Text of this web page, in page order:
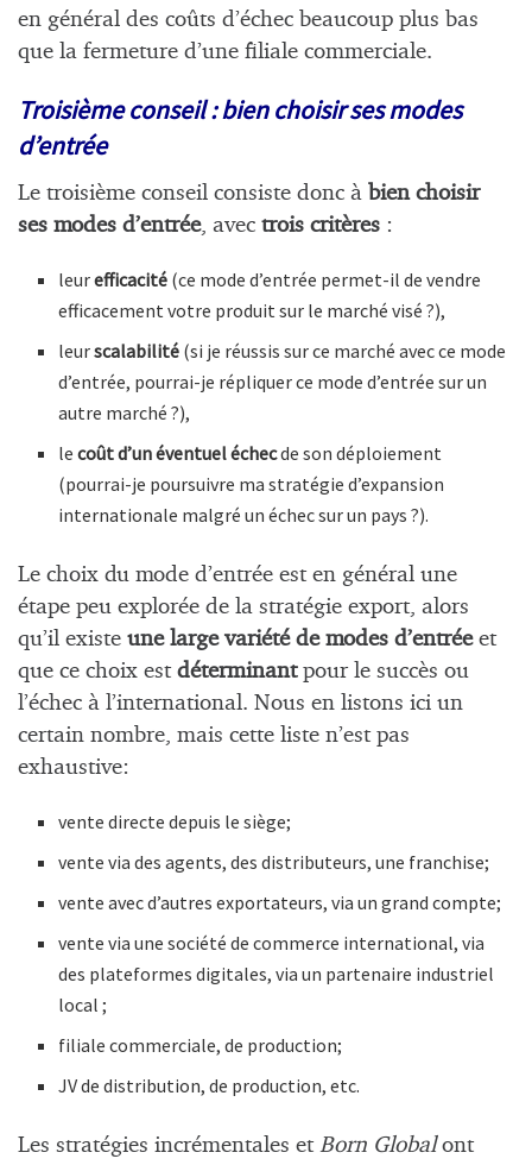
en général des coûts d’échec beaucoup plus bas
que la fermeture d’une filiale commerciale.
Troisième conseil : bien choisir ses modes
d’entrée
Le troisième conseil consiste donc à bien choisir
ses modes d’entrée, avec trois critères :
leurefficacité (ce mode d’entrée permet-il de vendre
efficacement votre produit sur le marché visé ?),
leurscalabilité (si je réussis sur ce marché avec ce mode
d’entrée, pourrai-je répliquer ce mode d’entrée sur un
autre marché ?),
lecoût d’un éventuel échecde son déploiement
(pourrai-je poursuivre ma stratégie d’expansion
internationale malgré un échec sur un pays ?).
Le choix du mode d’entrée est en général une
étape peu explorée de la stratégie export, alors
qu’il existe une large variété de modes d’entréeet
que ce choix est déterminantpour le succès ou
l’échec à l’international. Nous en listons ici un
certain nombre, mais cette liste n’est pas
exhaustive:
vente directe depuis le siège;
vente via des agents, des distributeurs, une franchise;
vente avec d’autres exportateurs, via un grand compte;
vente via une société de commerce international, via
des plateformes digitales, via un partenaire industriel
local ;
filiale commerciale, de production;
JV de distribution, de production, etc.
Les stratégies incrémentales et Born Globalont